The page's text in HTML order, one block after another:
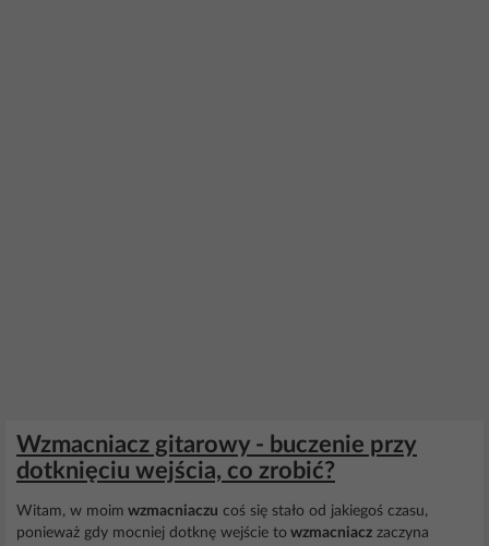
Wzmacniacz gitarowy - buczenie przy
dotknięciu wejścia, co zrobić?
Witam, w moim wzmacniaczu coś się stało od jakiegoś czasu,
ponieważ gdy mocniej dotknę wejście to wzmacniacz zaczyna